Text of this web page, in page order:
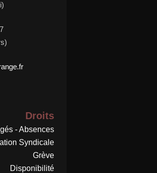
Droits
- Absences
Syndicale
Grève
Disponibilité